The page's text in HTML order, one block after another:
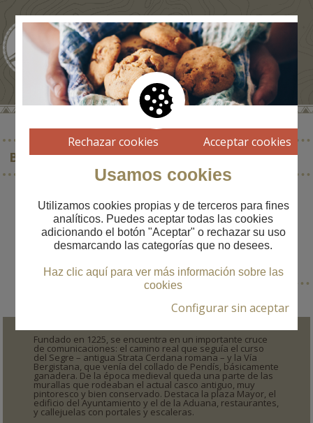
BELLVER DE CERDANYA
POBLACIÓN
Fundado en 1225, se encuentra en un importante cruce
de comunicaciones: el camino real que seguía el curso
del Segre – antigua Strata Cerdana romana – y la Vía
Bergistana, que venía del collado de Pendís, básicamente
ganadera. De la época medieval queda una parte de las
murallas que rodeaban el actual casco antiguo, muy
pintoresco y bien conservado. Destaca la plaza Mayor, el
edificio del Ayuntamiento y el de la Aduana, restaurantes,
y callejuelas con portales y escaleras.
Rechazar cookies Acceptar cookies
Usamos cookies
Utilizamos cookies propias y de terceros para fines
analíticos. Puedes aceptar todas las cookies
adicionando el botón "Aceptar" o rechazar su uso
desmarcando las categorías que no desees.
Haz clic aquí para ver más información sobre las
cookies
Configurar sin aceptar